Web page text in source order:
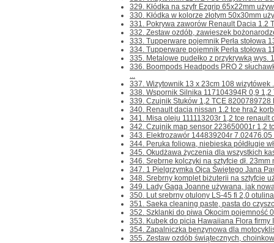
329. Kłódka na szyfr Ezgrip 65x22mm
330. Kłódka w kolorze złotym 50x30mm
331. Pokrywa zaworów Renault Dacia 1.2
332. Zestaw ozdób, zawieszek
333. Tupperware pojemnik Perła stołowa
334. Tupperware pojemnik Perła stołowa
335. Metalowe pudełko z przykrywką wys.
336. Boompods Headpods PRO 2
...
337. Wizytownik 13 x 23cm 108 wizytówek
338. Wspornik Silnika 117104394R 0,9
339. Czujnik Stuków 1,2 TCE 8200789728
340. Renault dacia nissan 1.2 tce hra2
341. Misa oleju 111113203r 1,2 tce renault
342. Czujnik map sensor 223650001r 1,2
343. Elektrozawór 144839204r
344. Peruka foliowa, niebieska półdługie
345. Okudżawa życzenia dla wszystkich
346. Srebrne kolczyki na sztyfcie dł. 23mm
347. 1 Pielgrzymka Ojca Świętego Jana
348. Srebrny komplet biżuterii na sztyfcie
349. Lady Gaga Joanne używana, jak
350. Lut srebrny otulony LS-45 fi 2,0 otulina
351. Saeka cleaning paste, pasta do
352. Szklanki do piwa Okocim pojemność
353. Kubek do picia Hawaiiana Flora firmy
354. Zapalniczka benzynowa dla
355. Zestaw ozdób świątecznych,